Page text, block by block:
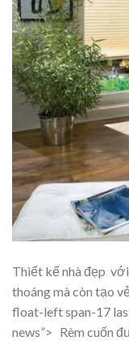
Thiết kế nhà đẹp
thoáng mà còn tạo
float-left span-17
news”> Rèm cuốn